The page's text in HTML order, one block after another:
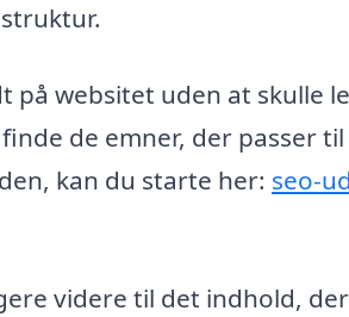
websitet uden at skulle
de emner, der passer
kan du starte her: seo-
videre til det indhold,